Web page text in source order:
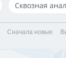
Сквозная
Сначала новые